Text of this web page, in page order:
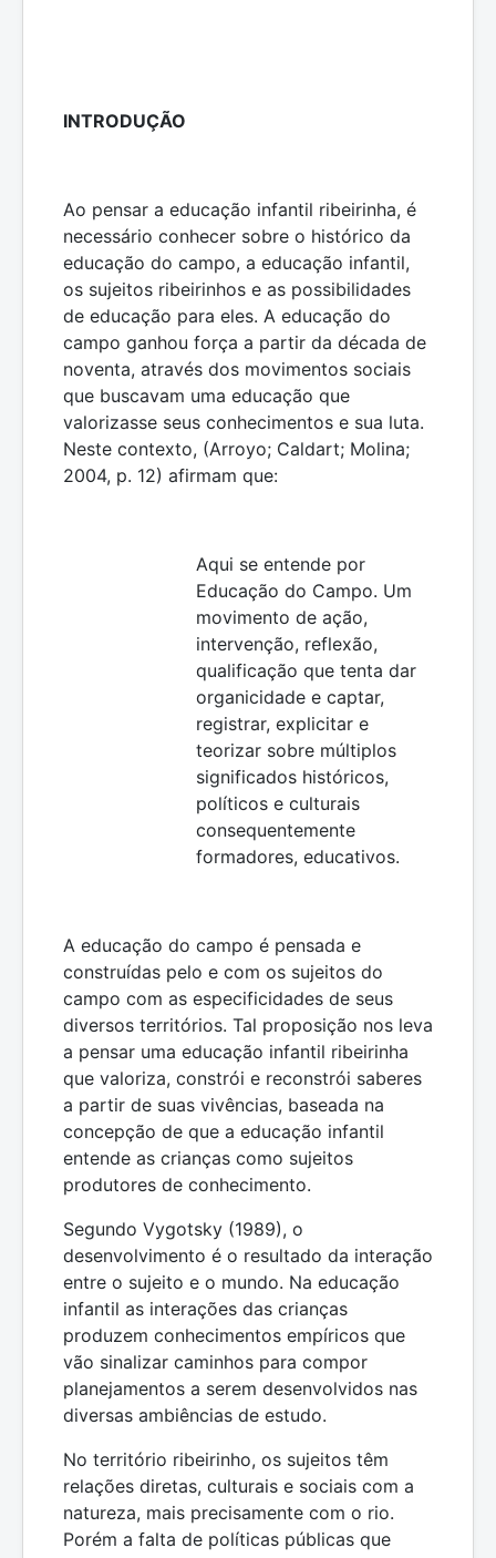
INTRODUÇÃO
Ao pensar a educação infantil ribeirinha, é
necessário conhecer sobre o histórico da
educação do campo, a educação infantil,
os sujeitos ribeirinhos e as possibilidades
de educação para eles. A educação do
campo ganhou força a partir da década de
noventa, através dos movimentos sociais
que buscavam uma educação que
valorizasse seus conhecimentos e sua luta.
Neste contexto, (Arroyo; Caldart; Molina;
2004, p. 12) afirmam que:
Aqui se entende por
Educação do Campo. Um
movimento de ação,
intervenção, reflexão,
qualificação que tenta dar
organicidade e captar,
registrar, explicitar e
teorizar sobre múltiplos
significados históricos,
políticos e culturais
consequentemente
formadores, educativos.
A educação do campo é pensada e
construídas pelo e com os sujeitos do
campo com as especificidades de seus
diversos territórios. Tal proposição nos leva
a pensar uma educação infantil ribeirinha
que valoriza, constrói e reconstrói saberes
a partir de suas vivências, baseada na
concepção de que a educação infantil
entende as crianças como sujeitos
produtores de conhecimento.
Segundo Vygotsky (1989), o
desenvolvimento é o resultado da interação
entre o sujeito e o mundo. Na educação
infantil as interações das crianças
produzem conhecimentos empíricos que
vão sinalizar caminhos para compor
planejamentos a serem desenvolvidos nas
diversas ambiências de estudo.
No território ribeirinho, os sujeitos têm
relações diretas, culturais e sociais com a
natureza, mais precisamente com o rio.
Porém a falta de políticas públicas que